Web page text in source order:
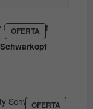
OFERTA PRODUCTO
EN
OFERTA
OFERTA